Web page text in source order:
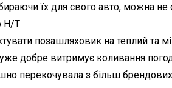
їх для свого авто, можна не
H/T
позашляховик на теплий та
добре витримує коливання
перекочувала з більш